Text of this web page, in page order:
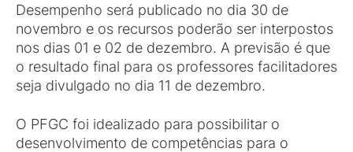
Desempenho será publicado no dia 30 de
novembro e os recursos poderão ser interpostos
nos dias 01 e 02 de dezembro. A previsão é que
o resultado final para os professores facilitadores
seja divulgado no dia 11 de dezembro.
O PFGC foi idealizado para possibilitar o
desenvolvimento de competências para o